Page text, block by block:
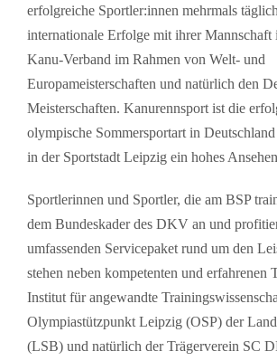
erfolgreiche Sportler:innen mehrmals
internationale Erfolge mit ihrer Mannschaft
Kanu-Verband im Rahmen von Welt- und
Europameisterschaften und natürlich den
Meisterschaften. Kanurennsport ist die
olympische Sommersportart in
in der Sportstadt Leipzig ein hohes
Sportlerinnen und Sportler, die am BSP
dem Bundeskader des DKV an und
umfassenden Servicepaket rund um den
stehen neben kompetenten und erfahrenen
Institut für angewandte
Olympiastützpunkt Leipzig (OSP) der
(LSB) und natürlich der Trägerverein SC